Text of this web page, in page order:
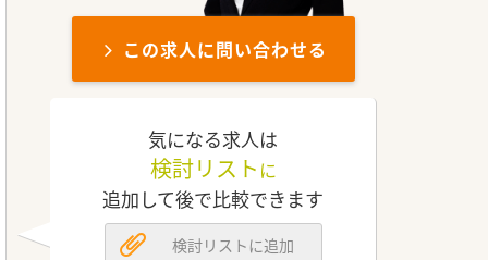
この求人に問い合わせる
気になる求人は
検討リスト に
追加して後で比較できます
検討リストに追加